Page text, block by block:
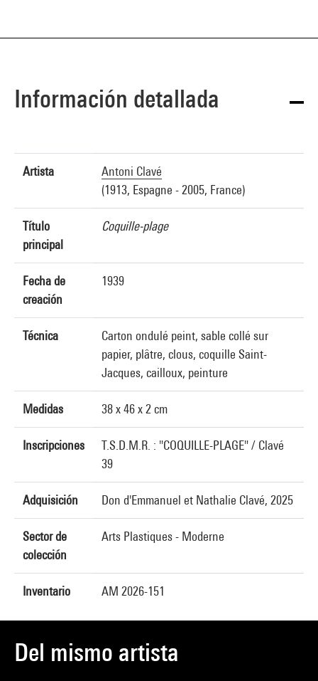
Información detallada
Artista
Antoni Clavé
(1913, Espagne - 2005, France)
Título
principal
Coquille-plage
Fecha de
creación
1939
Técnica
Carton ondulé peint, sable collé sur
papier, plâtre, clous, coquille Saint-
Jacques, cailloux, peinture
Medidas 38 x 46 x 2 cm
Inscripciones
T.S.D.M.R. : "COQUILLE-PLAGE" / Clavé
39
Adquisición Don d'Emmanuel et Nathalie Clavé, 2025
Sector de
colección
Arts Plastiques - Moderne
Inventario AM 2026-151
Del mismo artista